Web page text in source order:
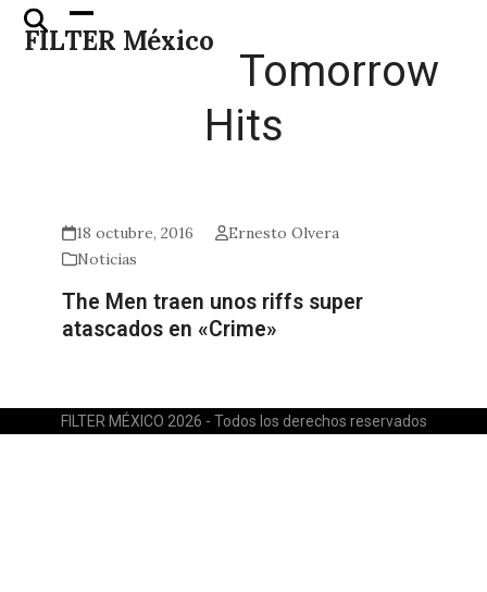
Skip
FILTER México
Open
mobile
Close
mobile
Tomorrow
Hits
18 octubre, 2016
Ernesto Olvera
Noticias
The Men traen unos riffs super
atascados en «Crime»
FILTER MÉXICO 2026 - Todos los derechos reservados